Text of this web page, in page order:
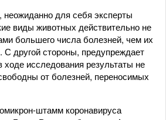
для себя эксперты
виды животных действительно не
большего числа болезней, чем их
С другой стороны, предупреждает
исследования результаты не
от болезней, переносимых
штамм коронавируса